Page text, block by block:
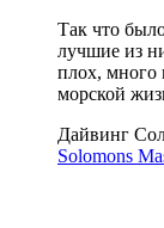
Так что
лучшие из
плох, много
морской
Дайвинг
Solomons